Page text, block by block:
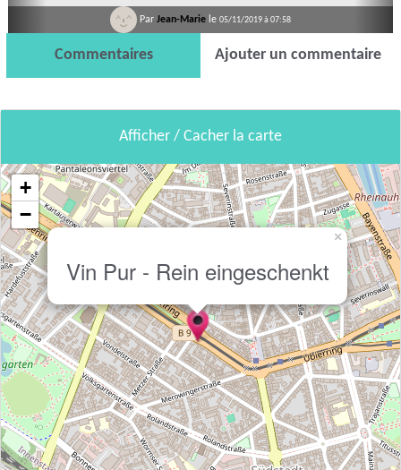
Par Jean-Marie le 05/11/2019 à 07:58
Commentaires Ajouter un commentaire
Afficher / Cacher la carte
Vin Pur - Rein eingeschenkt
×
+
−